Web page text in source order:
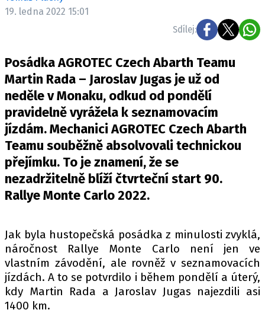
TRH S ELEKTROMOBILY
RALLY
OSTATNÍ
TISKOVKY
ROZHOVORY
DAKAR
Z DOMOVA
MOTORSPORT
PIT LANE
ČEŠI V AKCI
19. ledna 2022 15:01
Sdílej:
Posádka AGROTEC Czech Abarth Teamu
Martin Rada – Jaroslav Jugas je už od
neděle v Monaku, odkud od pondělí
pravidelně vyrážela k seznamovacím
jízdám. Mechanici AGROTEC Czech Abarth
Teamu souběžně absolvovali technickou
přejímku. To je znamení, že se
nezadržitelně blíží čtvrteční start 90.
Rallye Monte Carlo 2022.
Jak byla hustopečská posádka z minulosti zvyklá,
náročnost Rallye Monte Carlo není jen ve
vlastním závodění, ale rovněž v seznamovacích
jízdách. A to se potvrdilo i během pondělí a úterý,
kdy Martin Rada a Jaroslav Jugas najezdili asi
1400 km.